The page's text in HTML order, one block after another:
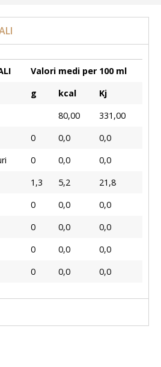
Valori medi per 100 ml
g
kcal
Kj
80,00
331,00
0 0,0
0,0
0 0,0
0,0
1,3 5,2
21,8
0 0,0
0,0
0 0,0
0,0
0 0,0
0,0
0 0,0 0,0